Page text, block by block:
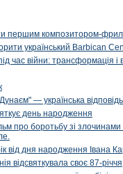
першим композитором-
український Barbican
час війни: трансформація і
— українська
день народження
про боротьбу зі
від дня народження Івана
відсвяткувала своє 87-річчя